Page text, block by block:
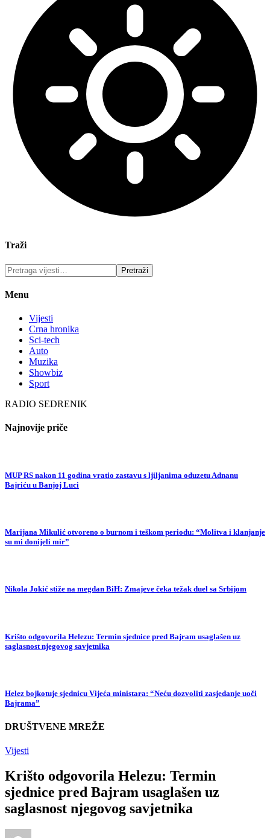
Traži
Menu
Vijesti
Crna hronika
Sci-tech
Auto
Muzika
Showbiz
Sport
RADIO SEDRENIK
Najnovije priče
MUP RS nakon 11 godina vratio zastavu s ljiljanima oduzetu Adnanu
Bajriću u Banjoj Luci
Marijana Mikulić otvoreno o burnom i teškom periodu: “Molitva i klanjanje
su mi donijeli mir”
Nikola Jokić stiže na megdan BiH: Zmajeve čeka težak duel sa Srbijom
Krišto odgovorila Helezu: Termin sjednice pred Bajram usaglašen uz
saglasnost njegovog savjetnika
Helez bojkotuje sjednicu Vijeća ministara: “Neću dozvoliti zasjedanje uoči
Bajrama”
DRUŠTVENE MREŽE
Vijesti
Krišto odgovorila Helezu: Termin
sjednice pred Bajram usaglašen uz
saglasnost njegovog savjetnika